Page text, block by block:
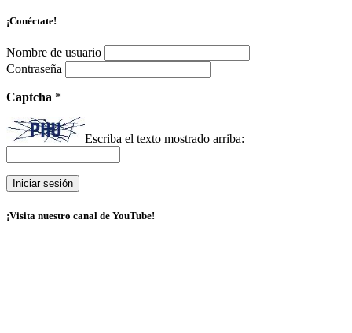
¡Conéctate!
Nombre de usuario
Contraseña
Captcha *
Escriba el texto mostrado arriba:
¡Visita nuestro canal de YouTube!